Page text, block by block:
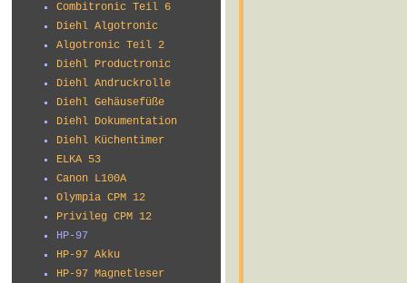
Combitronic Teil 6
Diehl Algotronic
Algotronic Teil 2
Diehl Productronic
Diehl Andruckrolle
Diehl Gehäusefüße
Diehl Dokumentation
Diehl Küchentimer
ELKA 53
Canon L100A
Olympia CPM 12
Privileg CPM 12
HP-97
HP-97 Akku
HP-97 Magnetleser